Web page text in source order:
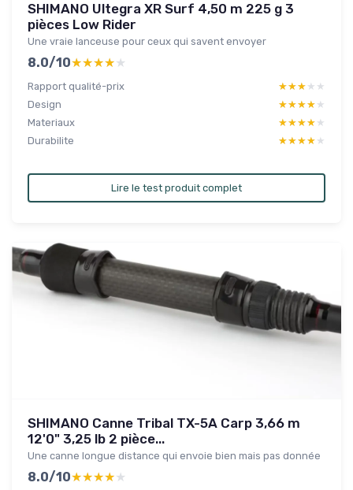
SHIMANO Ultegra XR Surf 4,50 m 225 g 3
pièces Low Rider
Une vraie lanceuse pour ceux qui savent envoyer
8.0/10★★★★★
★★★★★
Rapport qualité-prix ★★★★★
★★★★★
Design
★★★★★
★★★★★
Materiaux
★★★★★
★★★★★
Durabilite
★★★★★
★★★★★
Lire le test produit complet
SHIMANO Canne Tribal TX-5A Carp 3,66 m
12'0" 3,25 lb 2 pièce...
Une canne longue distance qui envoie bien mais pas donnée
8.0/10★★★★★
★★★★★